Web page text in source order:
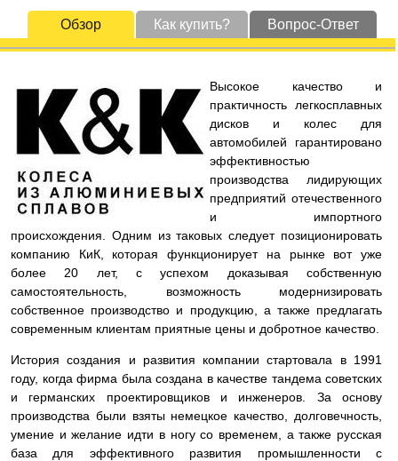
Обзор Как купить? Вопрос-Ответ
Высокое качество и
практичность легкосплавных
дисков и колес для
автомобилей гарантировано
эффективностью
производства лидирующих
предприятий отечественного
и импортного
происхождения. Одним из таковых следует позиционировать
компанию КиК, которая функционирует на рынке вот уже
более 20 лет, с успехом доказывая собственную
самостоятельность, возможность модернизировать
собственное производство и продукцию, а также предлагать
современным клиентам приятные цены и добротное качество.
История создания и развития компании стартовала в 1991
году, когда фирма была создана в качестве тандема советских
и германских проектировщиков и инженеров. За основу
производства были взяты немецкое качество, долговечность,
умение и желание идти в ногу со временем, а также русская
база для эффективного развития промышленности с